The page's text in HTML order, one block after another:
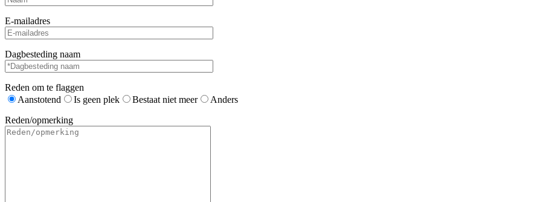
E-mailadres
Dagbesteding naam
Reden om te flaggen
Aanstotend
Is geen plek Bestaat niet meer
Anders
Reden/opmerking